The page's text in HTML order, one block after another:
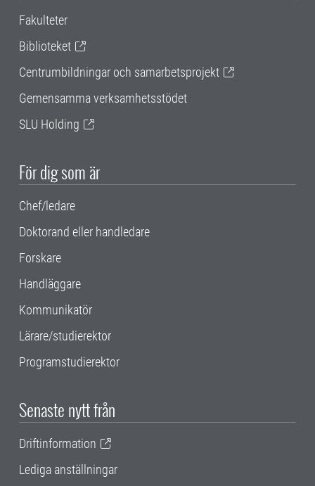
Fakulteter
Biblioteket
Centrumbildningar och samarbetsprojekt
Gemensamma verksamhetsstödet
SLU Holding
För dig som är
Chef/ledare
Doktorand eller handledare
Forskare
Handläggare
Kommunikatör
Lärare/studierektor
Programstudierektor
Senaste nytt från
Driftinformation
Lediga anställningar